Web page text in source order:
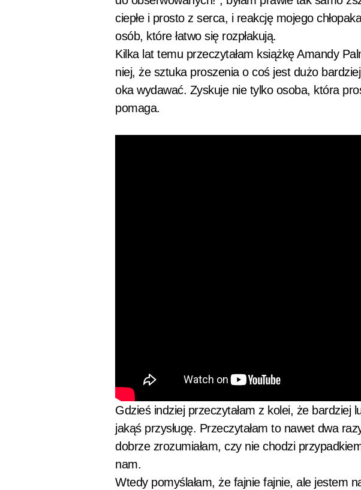
ciepłe i prosto z serca, i reakcję mojego
osób, które łatwo się rozpłakują.
Kilka lat temu przeczytałam książkę Amandy
niej, że sztuka proszenia o coś jest dużo
oka wydawać. Zyskuje nie tylko osoba, która
pomaga.
Gdzieś indziej przeczytałam z kolei, że
jakąś przysługę. Przeczytałam to nawet dwa
dobrze zrozumiałam, czy nie chodzi
nam.
Wtedy pomyślałam, że fajnie fajnie, ale jestem